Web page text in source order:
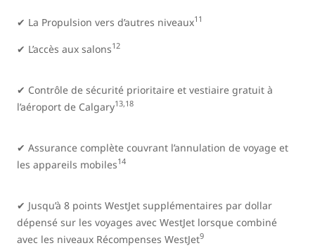
✔ La Propulsion vers d’autres niveaux11
✔ L’accès aux salons12
✔ Contrôle de sécurité prioritaire et vestiaire gratuit à
l’aéroport de Calgary13,18
✔ Assurance complète couvrant l’annulation de voyage et
les appareils mobiles14
✔ Jusqu’à 8 points WestJet supplémentaires par dollar
dépensé sur les voyages avec WestJet lorsque combiné
avec les niveaux Récompenses WestJet9